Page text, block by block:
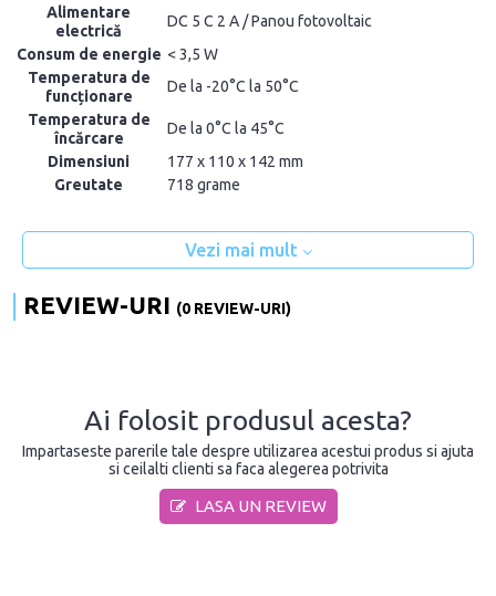
Alimentare
electrică
DC 5 C 2 A / Panou fotovoltaic
Consum de energie < 3,5 W
Temperatura de
funcționare
De la -20°C la 50°C
Temperatura de
încărcare
De la 0°C la 45°C
Dimensiuni
177 x 110 x 142 mm
Greutate
718 grame
Vezi mai mult
REVIEW-URI (0 REVIEW-URI)
Ai folosit produsul acesta?
Impartaseste parerile tale despre utilizarea acestui produs si ajuta
si ceilalti clienti sa faca alegerea potrivita
LASA UN REVIEW